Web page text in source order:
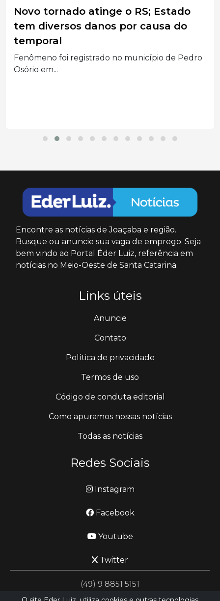
Novo tornado atinge o RS; Estado
tem diversos danos por causa do
temporal
Fenômeno foi registrado no município de Pedro
Osório em...
Encontre as notícias de Joaçaba e região.
Busque ou anuncie sua vaga de emprego. Seja
bem vindo ao Portal Éder Luiz, referência em
notícias no Meio-Oeste de Santa Catarina.
Links úteis
Anuncie
Contato
Política de privacidade
Termos de uso
Código de conduta editorial
Como apuramos nossas notícias
Todas as notícias
Redes Sociais
Instagram
Facebook
Youtube
Twitter
(49) 9 8851 5151